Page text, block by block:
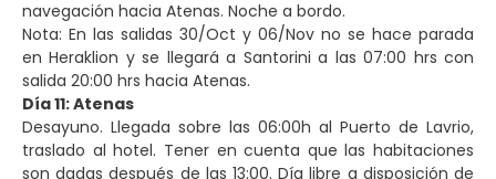
Nota: En las salidas 30/Oct y 06/Nov no se hace parada
en Heraklion y se llegará a Santorini a las 07:00 hrs con
salida 20:00 hrs hacia Atenas.
Día 11: Atenas
Desayuno. Llegada sobre las 06:00h al Puerto de Lavrio,
traslado al hotel. Tener en cuenta que las habitaciones
son dadas después de las 13:00. Día libre a disposición de